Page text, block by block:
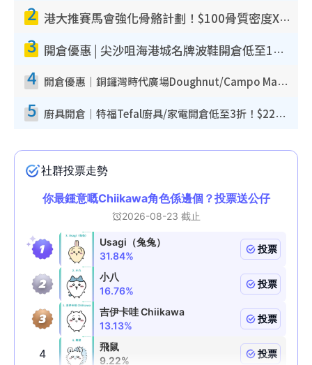
2 港大推賽馬會強化骨骼計劃！$100骨質密度X光檢查 完成免費運動訓練送超市禮券！附參加資格
3 開倉優惠 | 尖沙咀海港城名牌波鞋開倉低至1折！On鞋$899起／Joy&Peace鞋履$98起
4 開倉優惠｜銅鑼灣時代廣場Doughnut/Campo Marzio開倉低至1折！背囊、書包、手袋劈價$200起
5 廚具開倉｜特福Tefal廚具/家電開倉低至3折！$220起買平底鍋/炒鑊/湯煲！電飯煲/吸塵機/燙斗$418起